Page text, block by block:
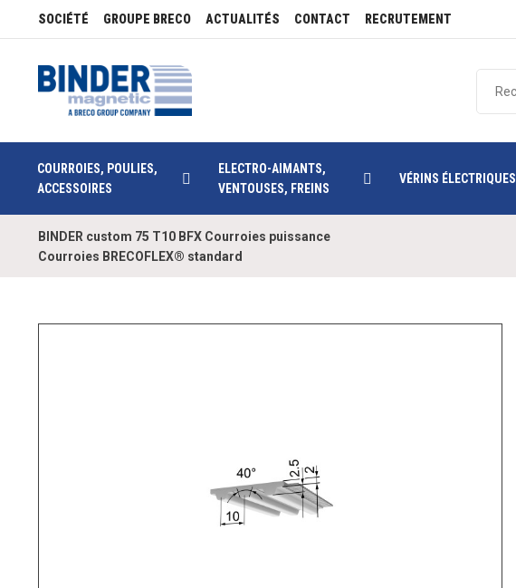
SOCIÉTÉ GROUPE BRECO ACTUALITÉS CONTACT RECRUTEMENT
COURROIES, POULIES,
ACCESSOIRES
ELECTRO-AIMANTS,
VENTOUSES, FREINS
VÉRINS ÉLECTRIQUES
BINDER custom 75 T10 BFX Courroies puissance
Courroies BRECOFLEX® standard